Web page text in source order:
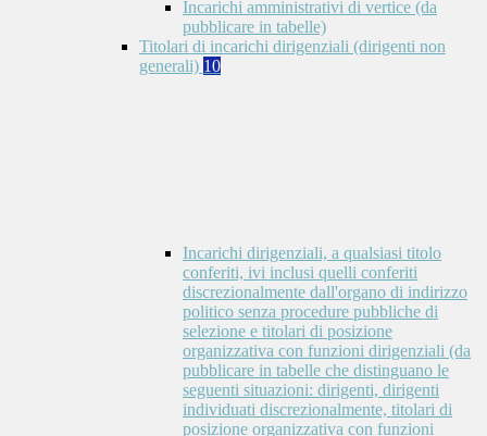
Incarichi amministrativi di vertice (da
pubblicare in tabelle)
Titolari di incarichi dirigenziali (dirigenti non
generali) 10
Incarichi dirigenziali, a qualsiasi titolo
conferiti, ivi inclusi quelli conferiti
discrezionalmente dall'organo di indirizzo
politico senza procedure pubbliche di
selezione e titolari di posizione
organizzativa con funzioni dirigenziali (da
pubblicare in tabelle che distinguano le
seguenti situazioni: dirigenti, dirigenti
individuati discrezionalmente, titolari di
posizione organizzativa con funzioni